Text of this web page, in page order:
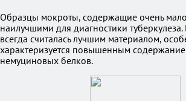
Образцы мокроты, содержащие очень
наилучшими для диагностики
всегда считалась лучшим материалом,
характеризуется повышенным
немуциновых белков.